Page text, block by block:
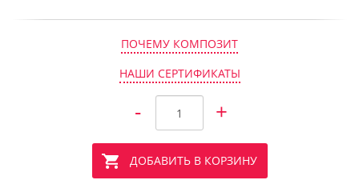
ПОЧЕМУ КОМПОЗИТ
НАШИ СЕРТИФИКАТЫ
- +
ДОБАВИТЬ В КОРЗИНУ